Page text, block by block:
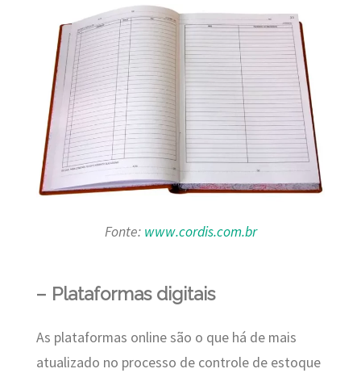
Fonte: www.cordis.com.br
– Plataformas digitais
As plataformas online são o que há de mais
atualizado no processo de controle de estoque